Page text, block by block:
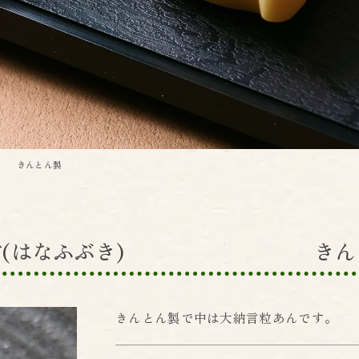
とん製
雪(はなふぶき) きんと
きんとん製で中は大納言粒あんです。